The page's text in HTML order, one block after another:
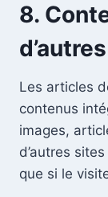
8.
Les articles
contenus
images,
d’autres
que si le